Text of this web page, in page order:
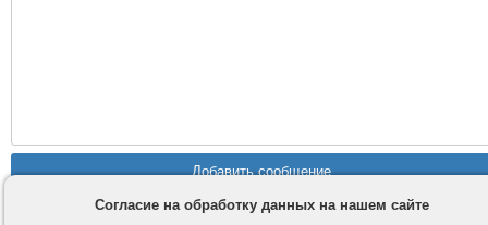
Согласие на обработку данных на нашем сайте